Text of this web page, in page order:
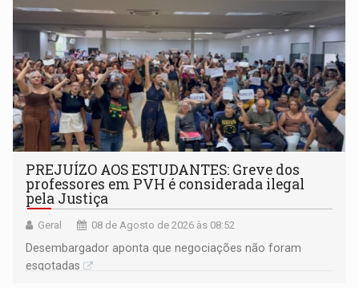
PREJUÍZO AOS ESTUDANTES: Greve dos
professores em PVH é considerada ilegal
pela Justiça
Geral 08 de Agosto de 2026 às 08:52
Desembargador aponta que negociações não foram
esgotadas